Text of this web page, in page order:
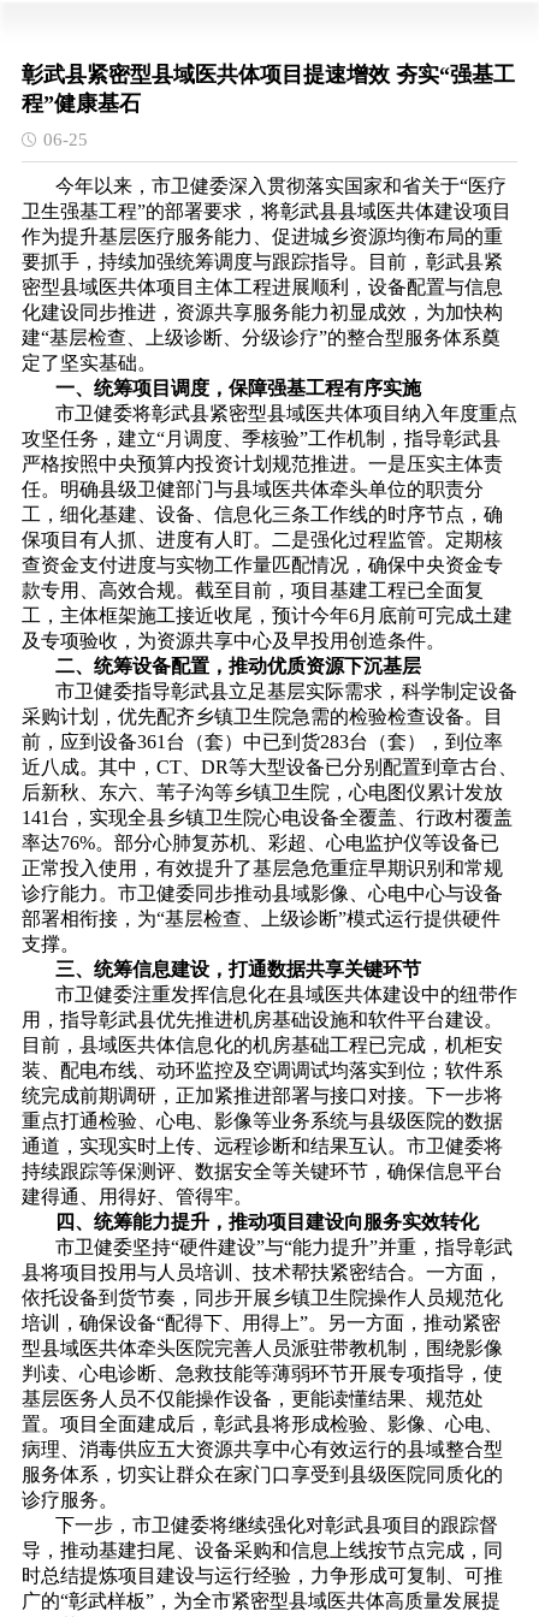
彰武县紧密型县域医共体项目提速增效 夯实“强基工
程”健康基石
06-25
今年以来，市卫健委深入贯彻落实国家和省关于“医疗
卫生强基工程”的部署要求，将彰武县县域医共体建设项目
作为提升基层医疗服务能力、促进城乡资源均衡布局的重
要抓手，持续加强统筹调度与跟踪指导。目前，彰武县紧
密型县域医共体项目主体工程进展顺利，设备配置与信息
化建设同步推进，资源共享服务能力初显成效，为加快构
建“基层检查、上级诊断、分级诊疗”的整合型服务体系奠
定了坚实基础。
一、统筹项目调度，保障强基工程有序实施
市卫健委将彰武县紧密型县域医共体项目纳入年度重点
攻坚任务，建立“月调度、季核验”工作机制，指导彰武县
严格按照中央预算内投资计划规范推进。一是压实主体责
任。明确县级卫健部门与县域医共体牵头单位的职责分
工，细化基建、设备、信息化三条工作线的时序节点，确
保项目有人抓、进度有人盯。二是强化过程监管。定期核
查资金支付进度与实物工作量匹配情况，确保中央资金专
款专用、高效合规。截至目前，项目基建工程已全面复
工，主体框架施工接近收尾，预计今年6月底前可完成土建
及专项验收，为资源共享中心及早投用创造条件。
二、统筹设备配置，推动优质资源下沉基层
市卫健委指导彰武县立足基层实际需求，科学制定设备
采购计划，优先配齐乡镇卫生院急需的检验检查设备。目
前，应到设备361台（套）中已到货283台（套），到位率
近八成。其中，CT、DR等大型设备已分别配置到章古台、
后新秋、东六、苇子沟等乡镇卫生院，心电图仪累计发放
141台，实现全县乡镇卫生院心电设备全覆盖、行政村覆盖
率达76%。部分心肺复苏机、彩超、心电监护仪等设备已
正常投入使用，有效提升了基层急危重症早期识别和常规
诊疗能力。市卫健委同步推动县域影像、心电中心与设备
部署相衔接，为“基层检查、上级诊断”模式运行提供硬件
支撑。
三、统筹信息建设，打通数据共享关键环节
市卫健委注重发挥信息化在县域医共体建设中的纽带作
用，指导彰武县优先推进机房基础设施和软件平台建设。
目前，县域医共体信息化的机房基础工程已完成，机柜安
装、配电布线、动环监控及空调调试均落实到位；软件系
统完成前期调研，正加紧推进部署与接口对接。下一步将
重点打通检验、心电、影像等业务系统与县级医院的数据
通道，实现实时上传、远程诊断和结果互认。市卫健委将
持续跟踪等保测评、数据安全等关键环节，确保信息平台
建得通、用得好、管得牢。
四、统筹能力提升，推动项目建设向服务实效转化
市卫健委坚持“硬件建设”与“能力提升”并重，指导彰武
县将项目投用与人员培训、技术帮扶紧密结合。一方面，
依托设备到货节奏，同步开展乡镇卫生院操作人员规范化
培训，确保设备“配得下、用得上”。另一方面，推动紧密
型县域医共体牵头医院完善人员派驻带教机制，围绕影像
判读、心电诊断、急救技能等薄弱环节开展专项指导，使
基层医务人员不仅能操作设备，更能读懂结果、规范处
置。项目全面建成后，彰武县将形成检验、影像、心电、
病理、消毒供应五大资源共享中心有效运行的县域整合型
服务体系，切实让群众在家门口享受到县级医院同质化的
诊疗服务。
下一步，市卫健委将继续强化对彰武县项目的跟踪督
导，推动基建扫尾、设备采购和信息上线按节点完成，同
时总结提炼项目建设与运行经验，力争形成可复制、可推
广的“彰武样板”，为全市紧密型县域医共体高质量发展提